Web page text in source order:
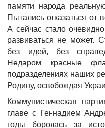
памяти народа
Пытались отказаться от
А сейчас стало
развиваться не может.
без идей, без
Недаром красные
подразделениях наших
Родину, освобождая
Коммунистическая
главе с Геннадием
годы боролась за